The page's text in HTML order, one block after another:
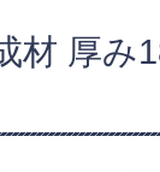
材 厚み